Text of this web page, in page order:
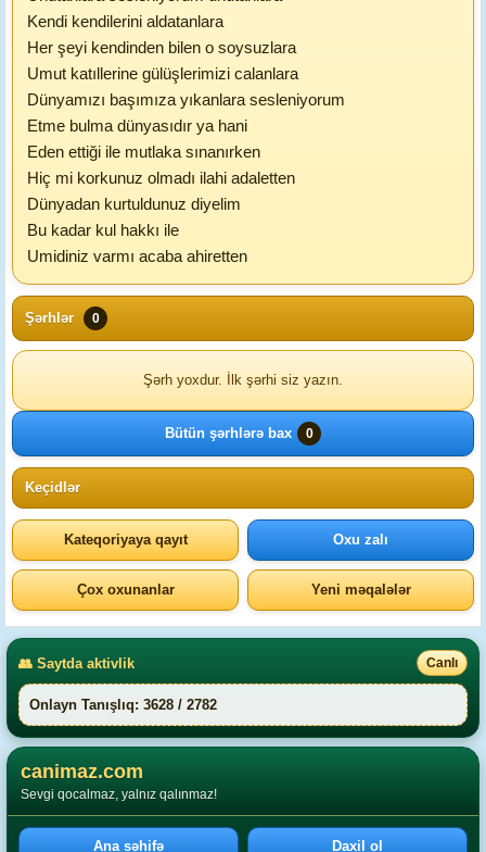
Kendi kendilerini aldatanlara
Her şeyi kendinden bilen o soysuzlara
Umut katıllerine gülüşlerimizi calanlara
Dünyamızı başımıza yıkanlara sesleniyorum
Etme bulma dünyasıdır ya hani
Eden ettiği ile mutlaka sınanırken
Hiç mi korkunuz olmadı ilahi adaletten
Dünyadan kurtuldunuz diyelim
Bu kadar kul hakkı ile
Umidiniz varmı acaba ahiretten
Şərhlər 0
Şərh yoxdur. İlk şərhi siz yazın.
Bütün şərhlərə bax 0
Keçidlər
Kateqoriyaya qayıt Oxu zalı
Çox oxunanlar Yeni məqalələr
👥 Saytda aktivlik Canlı
Onlayn Tanışlıq: 3628 / 2782
canimaz.com
Sevgi qocalmaz, yalnız qalınmaz!
Ana səhifə Daxil ol